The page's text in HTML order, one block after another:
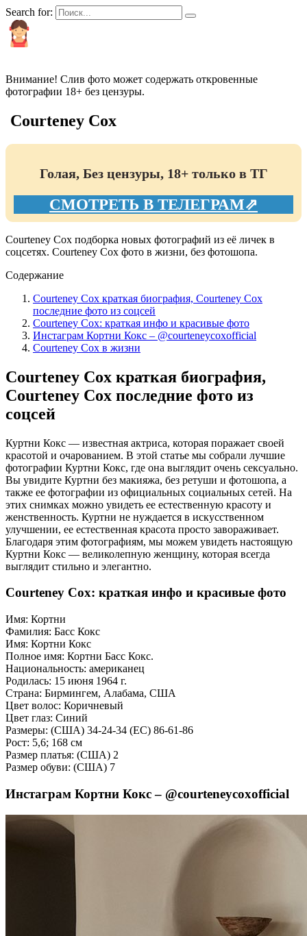
Search for:
Внимание! Слив фото может содержать откровенные
фотографии 18+ без цензуры.
Courteney Cox
Голая, Без цензуры, 18+ только в ТГ
СМОТРЕТЬ В ТЕЛЕГРАМ⇗
Courteney Cox подборка новых фотографий из её личек в
соцсетях. Courteney Cox фото в жизни, без фотошопа.
Содержание
Courteney Cox краткая биография, Courteney Cox
последние фото из соцсей
Courteney Cox: краткая инфо и красивые фото
Инстаграм Кортни Кокс – @courteneycoxofficial
Courteney Cox в жизни
Courteney Cox краткая биография,
Courteney Cox последние фото из
соцсей
Куртни Кокс — известная актриса, которая поражает своей
красотой и очарованием. В этой статье мы собрали лучшие
фотографии Куртни Кокс, где она выглядит очень сексуально.
Вы увидите Куртни без макияжа, без ретуши и фотошопа, а
также ее фотографии из официальных социальных сетей. На
этих снимках можно увидеть ее естественную красоту и
женственность. Куртни не нуждается в искусственном
улучшении, ее естественная красота просто завораживает.
Благодаря этим фотографиям, мы можем увидеть настоящую
Куртни Кокс — великолепную женщину, которая всегда
выглядит стильно и элегантно.
Courteney Cox: краткая инфо и красивые фото
Имя: Кортни
Фамилия: Басс Кокс
Имя: Кортни Кокс
Полное имя: Кортни Басс Кокс.
Национальность: американец
Родилась: 15 июня 1964 г.
Страна: Бирмингем, Алабама, США
Цвет волос: Коричневый
Цвет глаз: Синий
Размеры: (США) 34-24-34 (ЕС) 86-61-86
Рост: 5,6; 168 см
Размер платья: (США) 2
Размер обуви: (США) 7
Инстаграм Кортни Кокс – @courteneycoxofficial